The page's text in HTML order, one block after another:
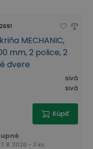
MECHANIC,
mm, 2 police, 2
dvere
sivá
sivá
Kúpiť
8. 2026 - 3 ks